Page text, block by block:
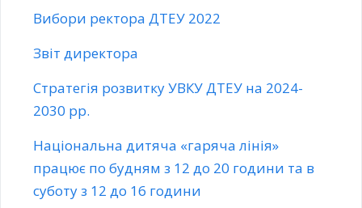
Вибори ректора ДТЕУ 2022
Звіт директора
Стратегія розвитку УВКУ ДТЕУ на 2024-
2030 рр.
Національна дитяча «гаряча лінія»
працює по будням з 12 до 20 години та в
суботу з 12 до 16 години